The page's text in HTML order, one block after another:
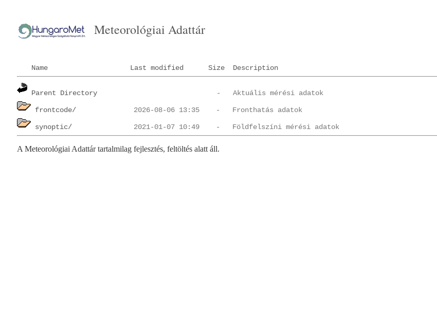
Meteorológiai Adattár
Name Last modified Size Description
Parent Directory
frontcode/
synoptic/
A Meteorológiai Adattár tartalmilag fejlesztés, feltöltés alatt áll.